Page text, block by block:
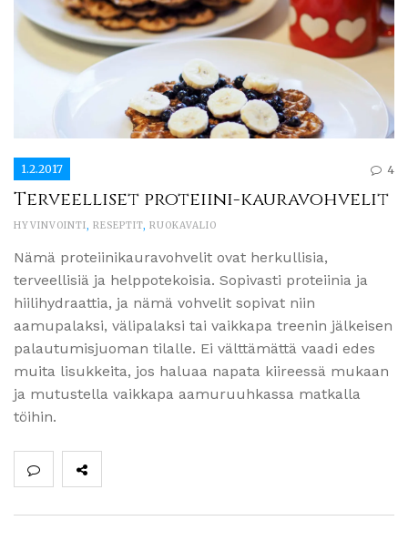
1.2.2017 4
Terveelliset proteiini-kauravohvelit
HYVINVOINTI, RESEPTIT, RUOKAVALIO
Nämä proteiinikauravohvelit ovat herkullisia,
terveellisiä ja helppotekoisia. Sopivasti proteiinia ja
hiilihydraattia, ja nämä vohvelit sopivat niin
aamupalaksi, välipalaksi tai vaikkapa treenin jälkeisen
palautumisjuoman tilalle. Ei välttämättä vaadi edes
muita lisukkeita, jos haluaa napata kiireessä mukaan
ja mutustella vaikkapa aamuruuhkassa matkalla
töihin.